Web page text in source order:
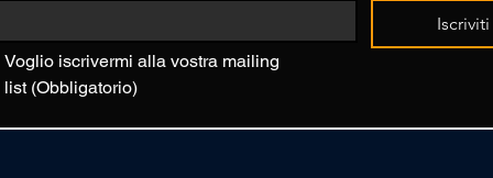
Iscriviti
Voglio iscrivermi alla vostra mailing
list (Obbligatorio)